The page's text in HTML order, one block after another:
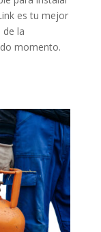
es tu mejor
la
momento.